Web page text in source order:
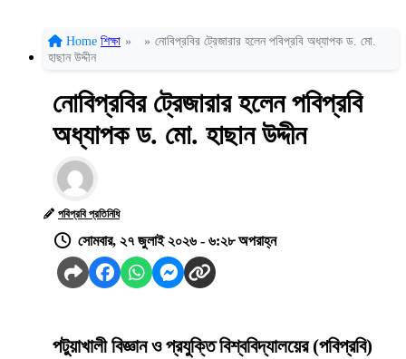
Home শিক্ষা » » নোবিপ্রবির ট্রেজারার হলেন পবিপ্রবি অধ্যাপক ড. মো.
হাছান উদ্দীন
নোবিপ্রবির ট্রেজারার হলেন পবিপ্রবি
অধ্যাপক ড. মো. হাছান উদ্দীন
পবিপ্রবি প্রতিনিধি
সোমবার, ২৭ জুলাই ২০২৬ - ৬:২৮ অপরাহ্ন
পটুয়াখালী বিজ্ঞান ও প্রযুক্তি বিশ্ববিদ্যালয়ের (পবিপ্রবি)